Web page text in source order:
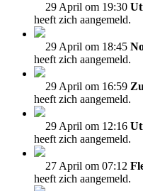
29 April om 19:30
heeft zich aangemeld.
29 April om 18:45
heeft zich aangemeld.
29 April om 16:59
heeft zich aangemeld.
29 April om 12:16
heeft zich aangemeld.
27 April om 07:12
heeft zich aangemeld.